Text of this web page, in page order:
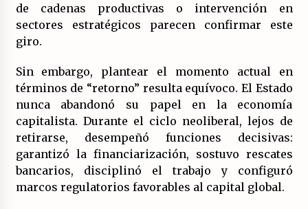
Asamblea abierta de los CLER en Alaquàs
plantea una alternativa a las obras aprobadas
Declaración de Estambul por un Frente Común
contra la OTAN, el Imperialismo y la Guerra.
14/07/2026
El fuego no tiene la culpa en Los Gallardos
(Almería)
14/07/2026
de cadenas productivas o intervención en
sectores estratégicos parecen confirmar este
giro.
Sin embargo, plantear el momento actual en
términos de “retorno” resulta equívoco. El Estado
nunca abandonó su papel en la economía
capitalista. Durante el ciclo neoliberal, lejos de
retirarse, desempeñó funciones decisivas:
garantizó la financiarización, sostuvo rescates
bancarios, disciplinó el trabajo y configuró
marcos regulatorios favorables al capital global.